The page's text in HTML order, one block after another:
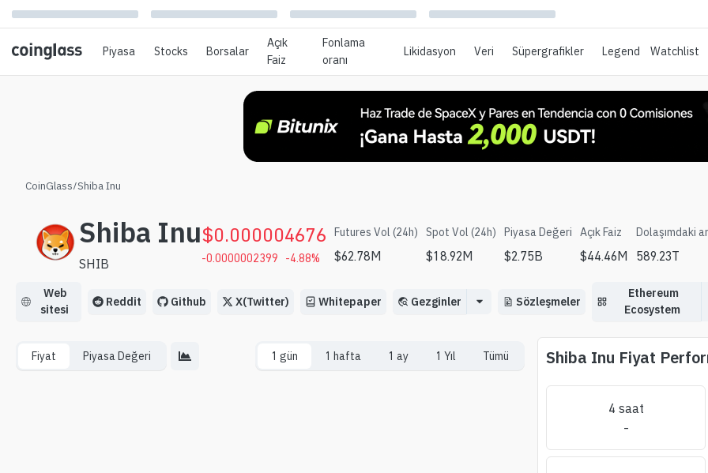
Piyasa Stocks Borsalar
Açık
Faiz
Fonlama
oranı
Likidasyon Veri Süpergrafikler Legend Watchlist
CoinGlass/Shiba Inu
Shiba Inu
SHIB
$0.000004676
-0.0000002399 -4.88%
Futures Vol (24h)
$62.78M
Spot Vol (24h)
$18.92M
Piyasa Değeri
$2.75B
Açık Faiz
$44.46M
Dolaşımdaki
589.23T
Web
sitesi
Reddit Github X(Twitter) Whitepaper Gezginler Sözleşmeler
Ethereum
Ecosystem
Fiyat Piyasa Değeri 1 gün 1 hafta 1 ay 1 Yıl Tümü Shiba Inu Fiyat
4 saat
-